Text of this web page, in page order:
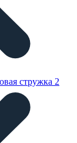
стружка 2